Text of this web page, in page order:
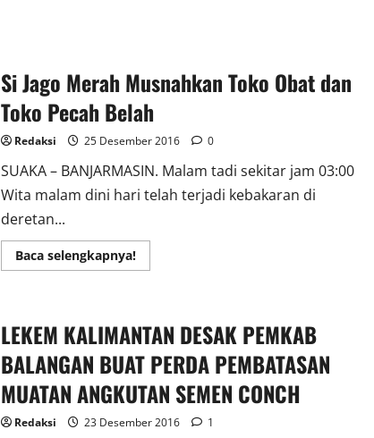
Jalan
Si Jago Merah Musnahkan Toko Obat dan
Toko Pecah Belah
Redaksi 25 Desember 2016 0
SUAKA – BANJARMASIN. Malam tadi sekitar jam 03:00
Wita malam dini hari telah terjadi kebakaran di
deretan...
Baca selengkapnya!Read
more
Musnahkan
Toko
Obat
dan
Pecah
Belah
LEKEM KALIMANTAN DESAK PEMKAB
BALANGAN BUAT PERDA PEMBATASAN
MUATAN ANGKUTAN SEMEN CONCH
Redaksi 23 Desember 2016 1